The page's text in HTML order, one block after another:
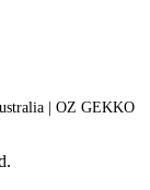
| OZ GEKKO